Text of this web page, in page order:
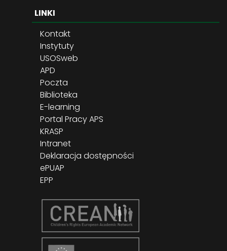
LINKI
Kontakt
Instytuty
USOSweb
APD
Poczta
Biblioteka
E-learning
Portal Pracy APS
KRASP
Intranet
Deklaracja dostępności
ePUAP
EPP